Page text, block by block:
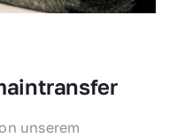
unserem